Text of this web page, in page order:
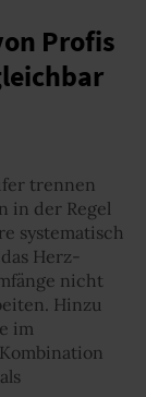
Profis
trennen
in der Regel
systematisch
Herz-
nicht
Hinzu
im